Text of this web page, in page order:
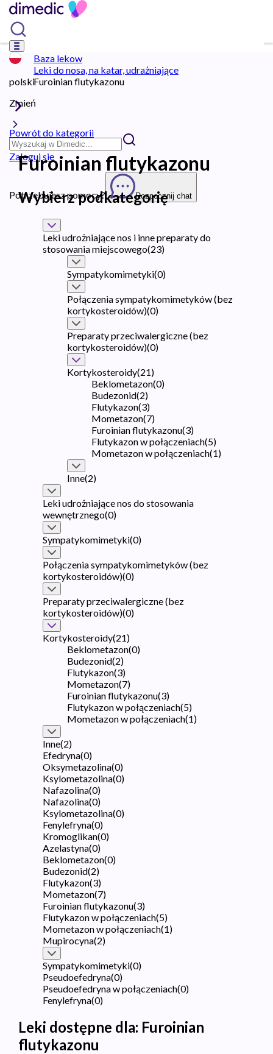
polski
Zmień
Zaloguj się
Potrzebujesz pomocy? Rozpocznij chat
Baza lekow
Leki do nosa, na katar, udrażniające
Furoinian flutykazonu
Powrót do kategorii
Furoinian flutykazonu
Wybierz podkategorię
Leki udrożniające nos i inne preparaty do
stosowania miejscowego(23)
Sympatykomimetyki(0)
Połączenia sympatykomimetyków (bez
kortykosteroidów)(0)
Preparaty przeciwalergiczne (bez
kortykosteroidów)(0)
Kortykosteroidy(21)
Beklometazon(0)
Budezonid(2)
Flutykazon(3)
Mometazon(7)
Furoinian flutykazonu(3)
Flutykazon w połączeniach(5)
Mometazon w połączeniach(1)
Inne(2)
Leki udrożniające nos do stosowania
wewnętrznego(0)
Sympatykomimetyki(0)
Połączenia sympatykomimetyków (bez
kortykosteroidów)(0)
Preparaty przeciwalergiczne (bez
kortykosteroidów)(0)
Kortykosteroidy(21)
Beklometazon(0)
Budezonid(2)
Flutykazon(3)
Mometazon(7)
Furoinian flutykazonu(3)
Flutykazon w połączeniach(5)
Mometazon w połączeniach(1)
Inne(2)
Efedryna(0)
Oksymetazolina(0)
Ksylometazolina(0)
Nafazolina(0)
Nafazolina(0)
Ksylometazolina(0)
Fenylefryna(0)
Kromoglikan(0)
Azelastyna(0)
Beklometazon(0)
Budezonid(2)
Flutykazon(3)
Mometazon(7)
Furoinian flutykazonu(3)
Flutykazon w połączeniach(5)
Mometazon w połączeniach(1)
Mupirocyna(2)
Sympatykomimetyki(0)
Pseudoefedryna(0)
Pseudoefedryna w połączeniach(0)
Fenylefryna(0)
Leki dostępne dla: Furoinian
flutykazonu